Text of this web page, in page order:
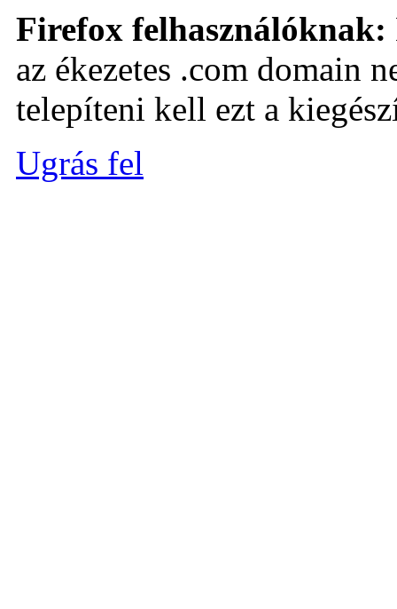
Firefox felhasználóknak:
az ékezetes .com domain
telepíteni kell ezt a
Ugrás fel